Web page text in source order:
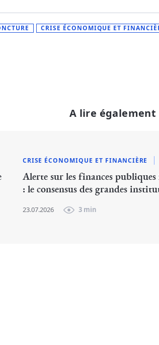
CRISE ÉCONOMIQUE ET
A lire également
CRISE ÉCONOMIQUE ET FINANCIÈRE
Alerte sur les finances publiques
: le consensus des grandes
23.07.2026 3 min